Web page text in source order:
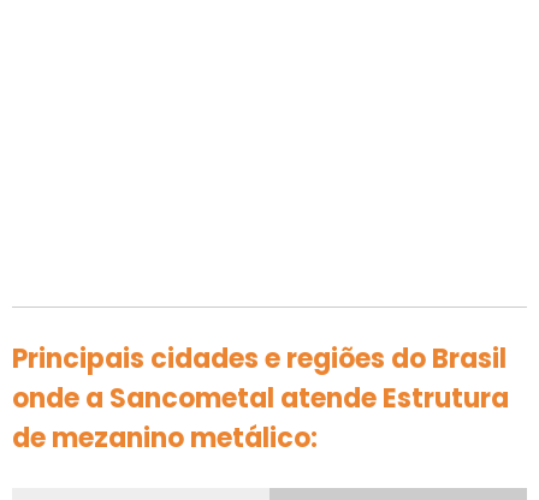
Principais cidades e regiões do Brasil
onde a Sancometal atende Estrutura
de mezanino metálico: